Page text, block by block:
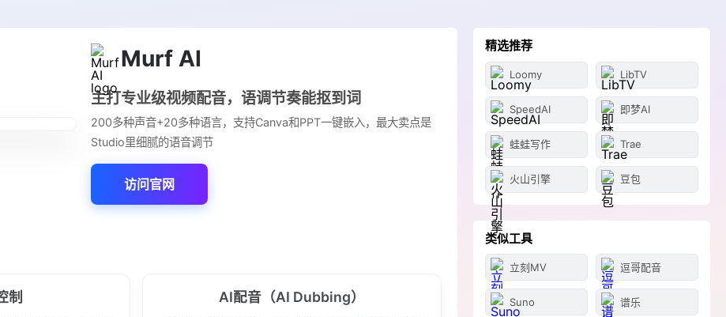
Murf AI
主打专业级视频配音，语调节奏能抠到词
200多种声音+20多种语言，支持Canva和PPT一键嵌入，最大卖点是
Studio里细腻的语音调节
访问官网
制 AI配音（AI Dubbing）
精选推荐
Loomy LibTV
SpeedAI 即梦AI
蛙蛙写作 Trae
火山引擎 豆包
类似工具
立刻MV 逗哥配音
Suno 谱乐